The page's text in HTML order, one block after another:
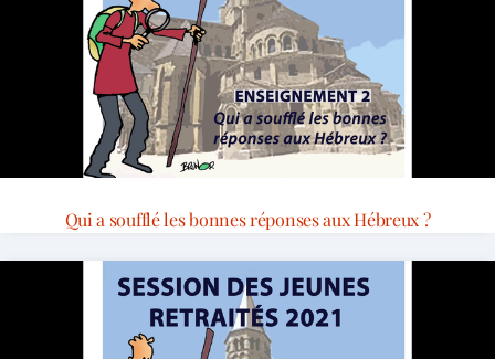
Qui a soufflé les bonnes réponses aux Hébreux ?